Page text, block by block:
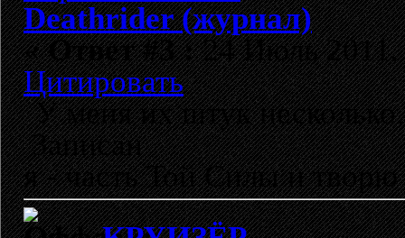
Deathrider (журнал)
«Ответ #3 :24 Июль 2011,
Цитировать
У меня их штук
Записан
я - часть Той Силы и